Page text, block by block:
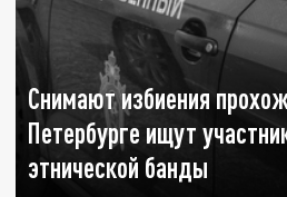
Снимают избиения
Петербурге ищут
этнической банды